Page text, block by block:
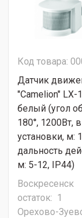
Код товара:
Датчик
"Camelion" LX-
белый (угол
180°, 1200Вт,
установки, м:
дальность
м: 5-12, IP44)
Воскресенск
остаток: 1
Орехово-